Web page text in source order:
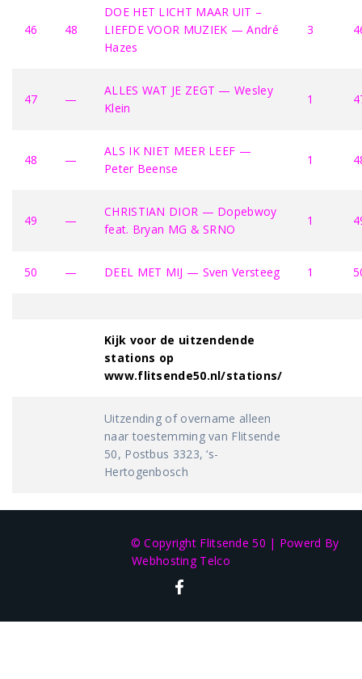
46 48
DOE HET LICHT MAAR UIT –
LIEFDE VOOR MUZIEK — André
Hazes
3
47 —
ALLES WAT JE ZEGT — Wesley
Klein
1
48 —
ALS IK NIET MEER LEEF —
Peter Beense
1
49 —
CHRISTIAN DIOR — Dopebwoy
feat. Bryan MG & SRNO
1
50 — DEEL MET MIJ — Sven Versteeg 1
Kijk voor de uitzendende
stations op
www.flitsende50.nl/stations/
Uitzending of overname alleen
naar toestemming van Flitsende
50, Postbus 3323, ‘s-
Hertogenbosch
© Copyright Flitsende 50 | Powerd By
Webhosting Telco